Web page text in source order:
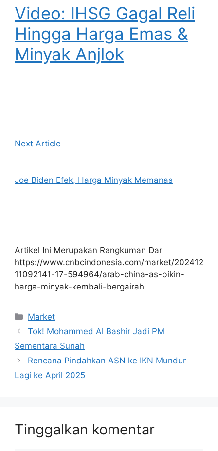
Video: IHSG Gagal Reli
Hingga Harga Emas &
Minyak Anjlok
Next Article
Joe Biden Efek, Harga Minyak Memanas
Artikel Ini Merupakan Rangkuman Dari
https://www.cnbcindonesia.com/market/202412
11092141-17-594964/arab-china-as-bikin-
harga-minyak-kembali-bergairah
Kategori
Market
Tok! Mohammed Al Bashir Jadi PM
Sementara Suriah
Rencana Pindahkan ASN ke IKN Mundur
Lagi ke April 2025
Tinggalkan komentar